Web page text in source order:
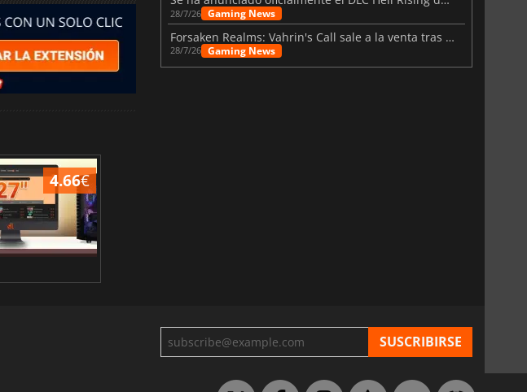
4.66€
28/7/26 Gaming News
Forsaken Realms: Vahrin's Call sale a la venta tras una década
28/7/26 Gaming News